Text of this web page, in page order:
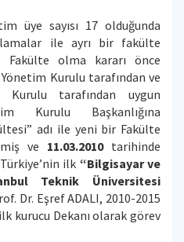
üye sayısı 17 olduğunda
ile ayrı bir fakülte
olma kararı önce
Kurulu tarafından ve
tarafından uygun
Kurulu Başkanlığına
adı ile yeni bir Fakülte
ve 11.03.2010tarihinde
ilk “Bilgisayar ve
Teknik Üniversitesi
Dr. Eşref ADALI, 2010-2015
kurucu Dekanı olarak görev